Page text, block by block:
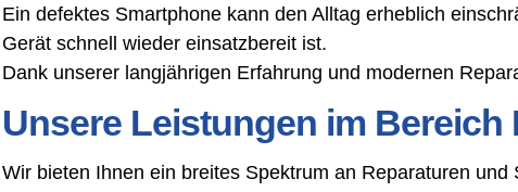
Ein defektes Smartphone kann den Alltag erheblich
Gerät schnell wieder einsatzbereit ist.
Dank unserer langjährigen Erfahrung und modernen
Unsere Leistungen im
Wir bieten Ihnen ein breites Spektrum an Reparaturen